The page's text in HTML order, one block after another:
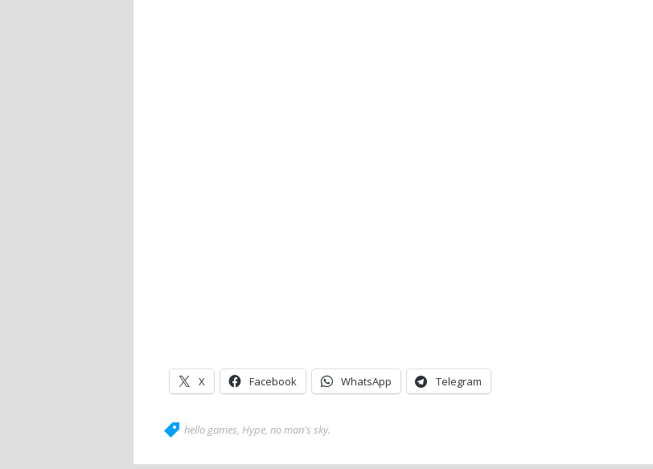
X Facebook WhatsApp Telegram
hello games, Hype, no man's sky.